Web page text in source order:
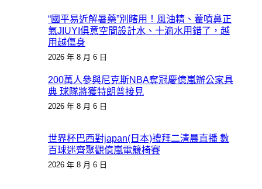
“國平易近解暑藥”別瞎用！風油精、藿噴鼻正
氣JIUYI俱意空間設計水、十滴水用錯了，越
用越傷身
2026 年 8 月 6 日
200萬人參與尼克斯NBA奪冠慶億嵐辦公家具
典 球隊將獲特朗普接見
2026 年 8 月 6 日
世界杯巴西對japan(日本)禮拜二清晨直播 數
百球迷齊聚觀億嵐電競椅賽
2026 年 8 月 6 日